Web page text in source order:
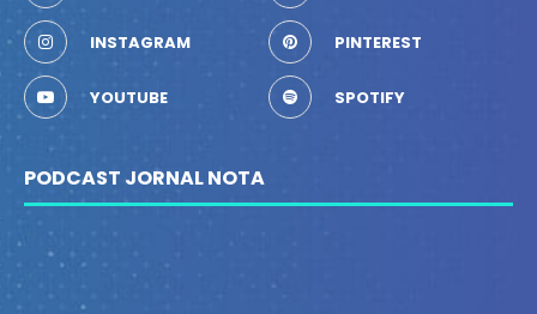
INSTAGRAM PINTEREST
YOUTUBE SPOTIFY
PODCAST JORNAL NOTA